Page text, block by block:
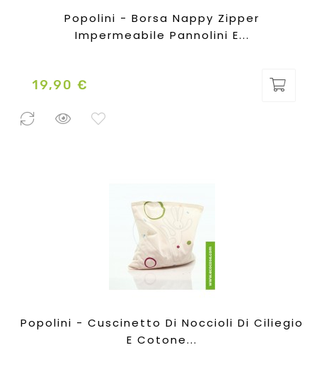
Popolini - Borsa Nappy Zipper
Impermeabile Pannolini E...
Prezzo
19,90 €
0 Pezzi
Popolini - Cuscinetto Di Noccioli Di Ciliegio
E Cotone...